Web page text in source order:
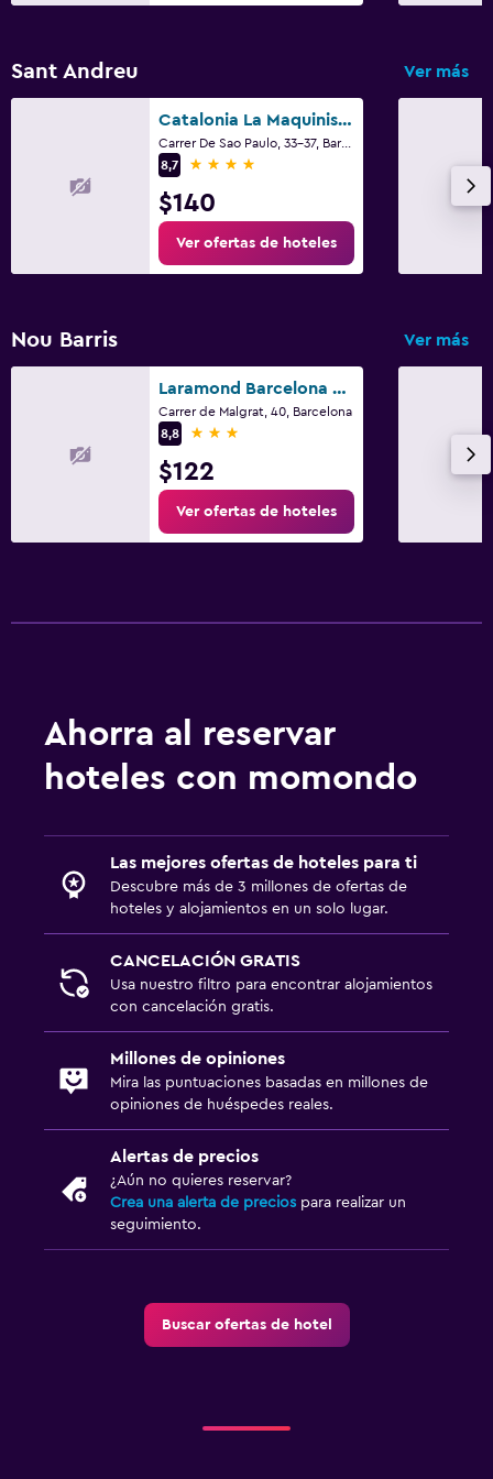
Salud y seguridad
Cámaras CCTV en zonas comunes
Lavandería
Servicio de planchado
Traslado al aeropuerto (con cargos)
Valet parking gratuito
Valet parking
Gimnasio
Aerobics
Clases de fitness
Gimnasio
Gimnasio
Aire libre
Jardín
Sillas de playa
Fax/fotocopiadora
Caja fuerte para laptops
Sant Andreu Ver más
Catalonia La Maquinista
Carrer De Sao Paulo, 33-37, Barcelona
8,7
4 estrellas
$140
Ver ofertas de hoteles
Nou Barris Ver más
Laramond Barcelona Rooms
Carrer de Malgrat, 40, Barcelona
8,8
3 estrellas
$122
Ver ofertas de hoteles
Ahorra al reservar
hoteles con momondo
Las mejores ofertas de hoteles para ti
Descubre más de 3 millones de ofertas de
hoteles y alojamientos en un solo lugar.
CANCELACIÓN GRATIS
Usa nuestro filtro para encontrar alojamientos
con cancelación gratis.
Millones de opiniones
Mira las puntuaciones basadas en millones de
opiniones de huéspedes reales.
Alertas de precios
¿Aún no quieres reservar?
Crea una alerta de precios para realizar un
seguimiento.
Buscar ofertas de hotel